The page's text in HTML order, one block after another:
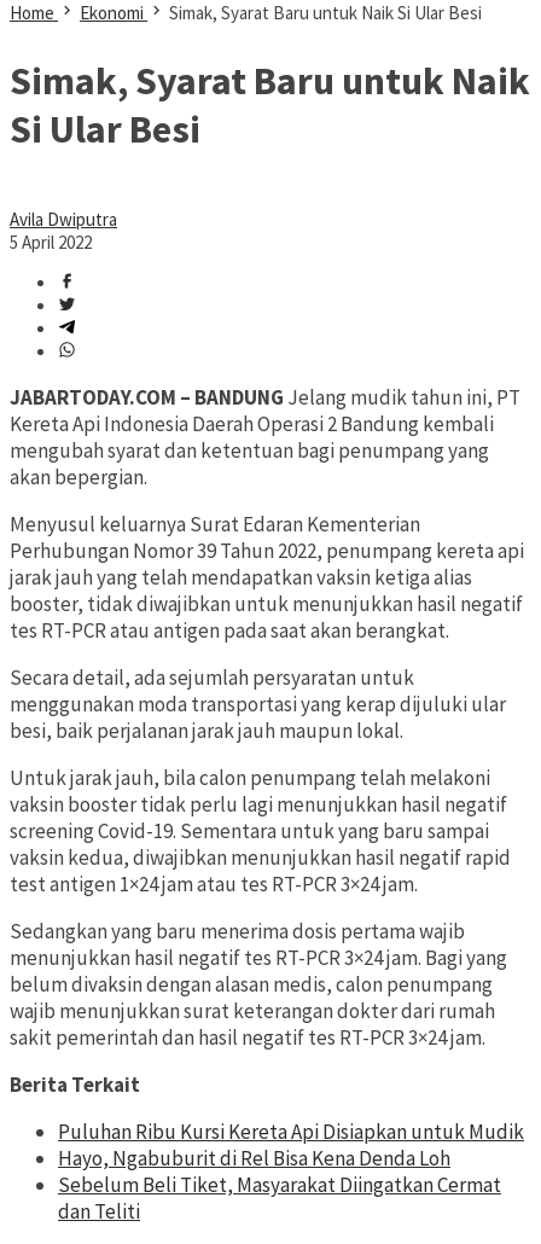
Home Ekonomi Simak, Syarat Baru untuk Naik Si Ular Besi
Simak, Syarat Baru untuk Naik
Si Ular Besi
Avila Dwiputra
5 April 2022
JABARTODAY.COM – BANDUNG Jelang mudik tahun ini, PT
Kereta Api Indonesia Daerah Operasi 2 Bandung kembali
mengubah syarat dan ketentuan bagi penumpang yang
akan bepergian.
Menyusul keluarnya Surat Edaran Kementerian
Perhubungan Nomor 39 Tahun 2022, penumpang kereta api
jarak jauh yang telah mendapatkan vaksin ketiga alias
booster, tidak diwajibkan untuk menunjukkan hasil negatif
tes RT-PCR atau antigen pada saat akan berangkat.
Secara detail, ada sejumlah persyaratan untuk
menggunakan moda transportasi yang kerap dijuluki ular
besi, baik perjalanan jarak jauh maupun lokal.
Untuk jarak jauh, bila calon penumpang telah melakoni
vaksin booster tidak perlu lagi menunjukkan hasil negatif
screening Covid-19. Sementara untuk yang baru sampai
vaksin kedua, diwajibkan menunjukkan hasil negatif rapid
test antigen 1×24 jam atau tes RT-PCR 3×24 jam.
Sedangkan yang baru menerima dosis pertama wajib
menunjukkan hasil negatif tes RT-PCR 3×24 jam. Bagi yang
belum divaksin dengan alasan medis, calon penumpang
wajib menunjukkan surat keterangan dokter dari rumah
sakit pemerintah dan hasil negatif tes RT-PCR 3×24 jam.
Berita Terkait
Puluhan Ribu Kursi Kereta Api Disiapkan untuk Mudik
Hayo, Ngabuburit di Rel Bisa Kena Denda Loh
Sebelum Beli Tiket, Masyarakat Diingatkan Cermat
dan Teliti